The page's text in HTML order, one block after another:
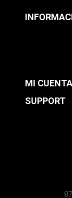
MI CUENTA
SUPPORT